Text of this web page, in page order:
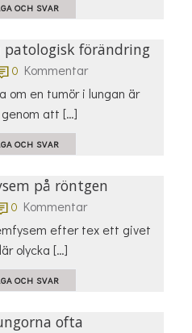
OCH SVAR
patologisk förändring
0 Kommentar
om en tumör i lungan är
att […]
OCH SVAR
på röntgen
0 Kommentar
efter tex ett givet
olycka […]
OCH SVAR
ofta